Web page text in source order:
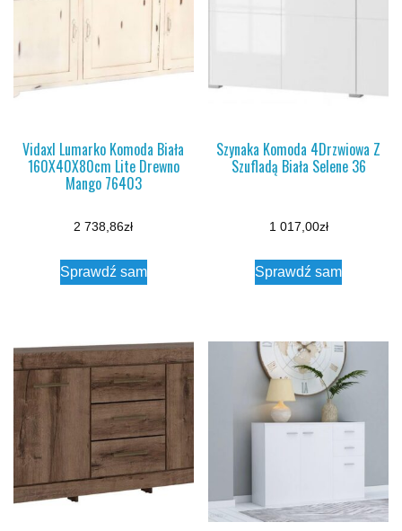
Vidaxl Lumarko Komoda Biała
160X40X80cm Lite Drewno
Mango 76403
2 738,86zł
Sprawdź sam
Szynaka Komoda 4Drzwiowa Z
Szufladą Biała Selene 36
1 017,00zł
Sprawdź sam